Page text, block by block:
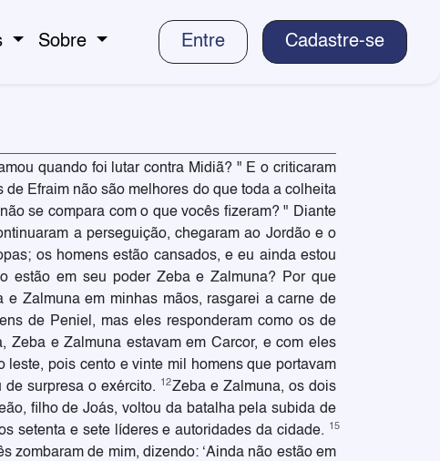
Sobre Entre Cadastre-se
quando foi lutar contra Midiã? " E o criticaram
Efraim não são melhores do que toda a colheita
se compara com o que vocês fizeram? " Diante
a perseguição, chegaram ao Jordão e o
os homens estão cansados, e eu ainda estou
estão em seu poder Zeba e Zalmuna? Por que
Zalmuna em minhas mãos, rasgarei a carne de
de Peniel, mas eles responderam como os de
Zeba e Zalmuna estavam em Carcor, e com eles
pois cento e vinte mil homens que portavam
surpresa o exército. 12Zeba e Zalmuna, os dois
filho de Joás, voltou da batalha pela subida de
setenta e sete líderes e autoridades da cidade. 15
zombaram de mim, dizendo: ‘Ainda não estão em